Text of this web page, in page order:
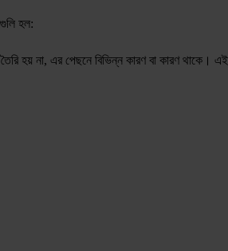
হল:
হয় না, এর পেছনে বিভিন্ন কারণ বা কারণ থাকে। এই